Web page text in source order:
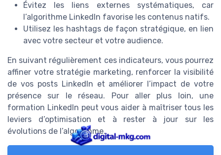
Évitez les liens externes systématiques, car
l’algorithme LinkedIn favorise les contenus natifs.
Utilisez les hashtags de façon stratégique, en lien
avec votre secteur et votre audience.
En suivant régulièrement ces indicateurs, vous pourrez
affiner votre stratégie marketing, renforcer la visibilité
de vos posts LinkedIn et améliorer l’impact de votre
présence sur le réseau. Pour aller plus loin, une
formation LinkedIn peut vous aider à maîtriser tous les
leviers d’optimisation et à rester à jour sur les
évolutions de l’algorithme.